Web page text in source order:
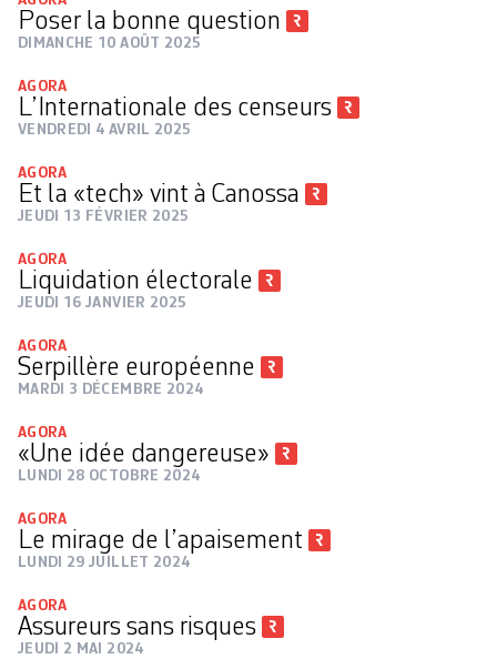
Poser la bonne question
DIMANCHE 10 AOÛT 2025
AGORA
L’Internationale des censeurs
VENDREDI 4 AVRIL 2025
AGORA
Et la «tech» vint à Canossa
JEUDI 13 FÉVRIER 2025
AGORA
Liquidation électorale
JEUDI 16 JANVIER 2025
AGORA
Serpillère européenne
MARDI 3 DÉCEMBRE 2024
AGORA
«Une idée dangereuse»
LUNDI 28 OCTOBRE 2024
AGORA
Le mirage de l’apaisement
LUNDI 29 JUILLET 2024
AGORA
Assureurs sans risques
JEUDI 2 MAI 2024